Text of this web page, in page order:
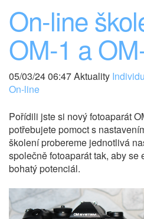
On-line
OM-1 a
05/03/24 06:47 Aktuality
On-line
Pořídili jste si nový fotoaparát
potřebujete pomoct s
školení probereme jednotlivá
společně fotoaparát tak, aby
bohatý potenciál.